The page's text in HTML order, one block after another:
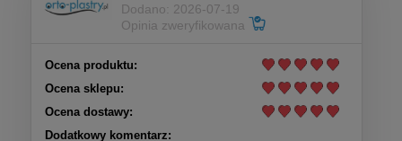
Dodano: 2026-07-19
Opinia zweryfikowana
Ocena produktu:
Ocena sklepu:
Ocena dostawy:
Dodatkowy komentarz: